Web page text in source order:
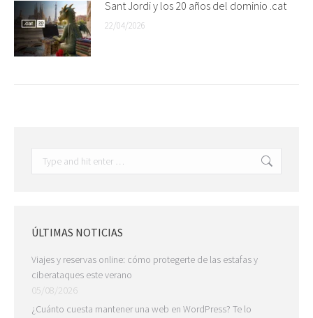
Sant Jordi y los 20 años del dominio .cat
22/04/2026
ÚLTIMAS NOTICIAS
Viajes y reservas online: cómo protegerte de las estafas y
ciberataques este verano
05/08/2026
¿Cuánto cuesta mantener una web en WordPress? Te lo